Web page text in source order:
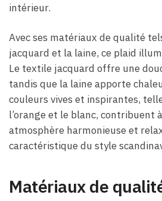
intérieur.
Avec ses matériaux de qualité
jacquard et la laine, ce plaid
Le textile jacquard offre une
tandis que la laine apporte
couleurs vives et inspirantes,
l’orange et le blanc, contribuent
atmosphère harmonieuse et
caractéristique du style
Matériaux de